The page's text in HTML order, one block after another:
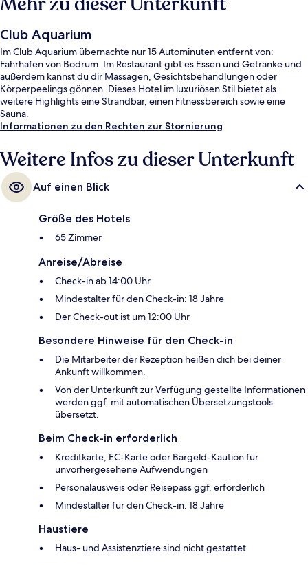
Club Aquarium
Im Club Aquarium übernachte nur 15 Autominuten entfernt von:
Fährhafen von Bodrum. Im Restaurant gibt es Essen und Getränke und
außerdem kannst du dir Massagen, Gesichtsbehandlungen oder
Körperpeelings gönnen. Dieses Hotel im luxuriösen Stil bietet als
weitere Highlights eine Strandbar, einen Fitnessbereich sowie eine
Sauna.
Informationen zu den Rechten zur Stornierung
Weitere Infos zu dieser Unterkunft
Auf einen Blick
Größe des Hotels
65 Zimmer
Anreise/Abreise
Check-in ab 14:00 Uhr
Mindestalter für den Check-in: 18 Jahre
Der Check-out ist um 12:00 Uhr
Besondere Hinweise für den Check-in
Die Mitarbeiter der Rezeption heißen dich bei deiner
Ankunft willkommen.
Von der Unterkunft zur Verfügung gestellte Informationen
werden ggf. mit automatischen Übersetzungstools
übersetzt.
Beim Check-in erforderlich
Kreditkarte, EC-Karte oder Bargeld-Kaution für
unvorhergesehene Aufwendungen
Personalausweis oder Reisepass ggf. erforderlich
Mindestalter für den Check-in: 18 Jahre
Haustiere
Haus- und Assistenztiere sind nicht gestattet